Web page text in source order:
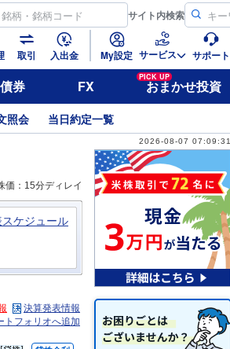
サイト内検索
取引 入出金 My設定 サービス サポート
債券 FX
PICK UP
おまかせ投資
照会 当日約定一覧
2026-08-07 07:09:31
価：15分ディレイ
ケジュール
決算発表情報
トフォリオへ追加